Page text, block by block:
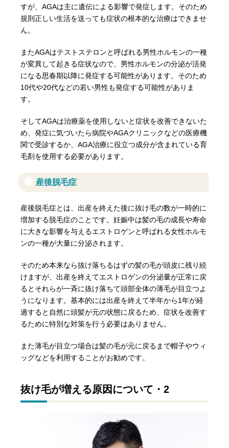
すが、AGAは主に遺伝による影響で発症します。そのため
規則正しい生活を送っても症状の根本的な治療はできませ
ん。
またAGAはテストステロンと呼ばれる男性ホルモンの一種
が変異して起きる症状なので、男性ホルモンの分泌が活発
になる思春期以降に発症する可能性があります。そのため
10代や20代などの若い男性も発症する可能性がありま
す。
そしてAGAは治療薬を使用しないと症状を改善できないた
め、発症に気づいたら病院やAGAクリニックなどの医療機
関で受診するか、AGA治療に役立つ成分が含まれている育
毛剤を使用する必要があります。
産後脱毛症
産後脱毛症とは、出産を終えた後に抜け毛の数が一時的に
増加する脱毛症のことです。妊娠中は髪の毛の成長や寿命
に大きな影響を与えるエストロゲンと呼ばれる女性ホルモ
ンの一種が大量に分泌されます。
そのため本来なら抜け落ちるはずの髪の毛が頭皮に残り続
けますが、出産を終えてエストロゲンの分泌量が正常に戻
るとそれらが一斉に抜け落ちて頭部全体の薄毛が目立つよ
うになります。基本的には出産を終えて半年から1年が経
過すると自然に頭髪が元の状態に戻るため、症状を改善す
るために特別な対策を行う必要はありません。
また薄毛が目立つ場合は髪の毛が元に戻るまで帽子やウィ
ッグなどを利用することがお勧めです。
抜け毛が増える原因について・2